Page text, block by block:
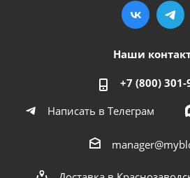
Наши
+7 (800) 301-
Написать в Телеграм